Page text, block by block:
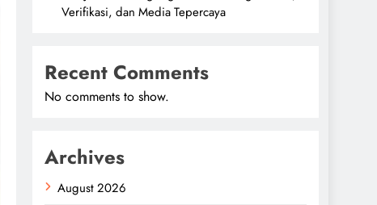
Verifikasi, dan Media Tepercaya
Recent Comments
No comments to show.
Archives
August 2026